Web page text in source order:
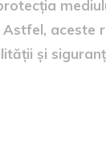
aceste
și